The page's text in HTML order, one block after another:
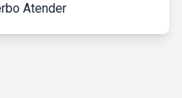
Atender